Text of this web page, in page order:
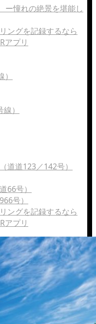
ー憧れの絶景を堪能し
ングを記録するなら
アプリ
）
道道123／142号）
66号）
号）
ングを記録するなら
アプリ